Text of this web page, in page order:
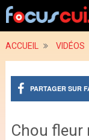
ACCUEIL VIDÉOS
PARTAGER SUR
Chou fleur